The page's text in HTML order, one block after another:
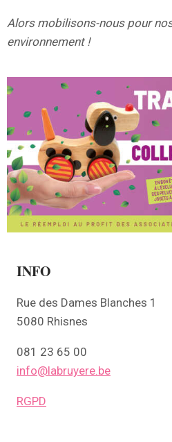
Alors mobilisons-nous pour
environnement !
INFO
Rue des Dames Blanches 1
5080 Rhisnes
081 23 65 00
info@labruyere.be
RGPD